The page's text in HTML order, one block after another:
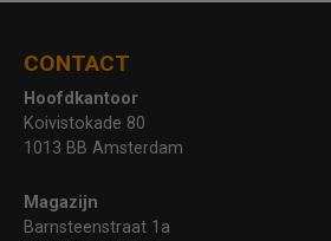
CONTACT
Hoofdkantoor
Koivistokade 80
1013 BB Amsterdam
Magazijn
Barnsteenstraat 1a